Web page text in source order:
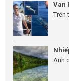
Van
Trên
Anh